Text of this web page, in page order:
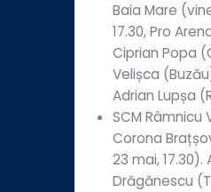
Baia Mare
17.30, Pro
Ciprian Popa
Velișca
Adrian Lupșa
SCM Râmnicu
Corona
23 mai, 17.30).
Drăgănescu